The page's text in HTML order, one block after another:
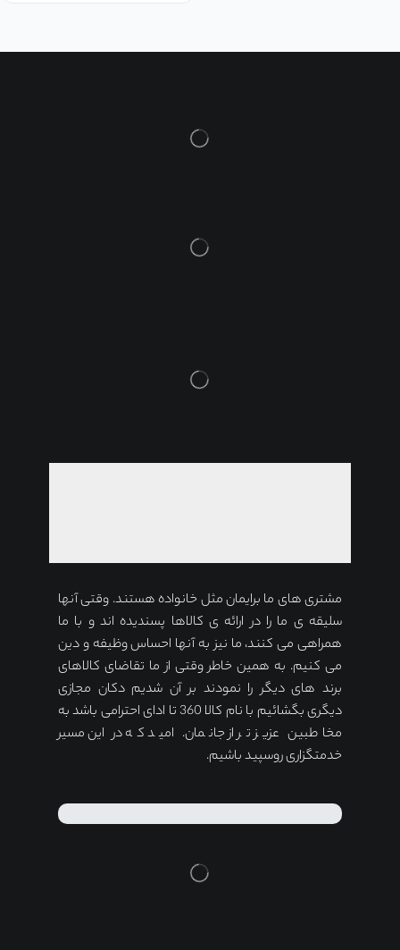
مشتری های ما برایمان مثل خانواده هستند. وقتی آنها
سلیقه ی ما را در ارائه ی کالاها پسندیده اند و با ما
همراهی می کنند، ما نیز به آنها احساس وظیفه و دین
می کنیم. به همین خاطر وقتی از ما تقاضای کالاهای
برند های دیگر را نمودند بر آن شدیم دکان مجازی
دیگری بگشائیم با نام کالا 360 تا ادای احترامی باشد به
مخاطبین عزیز تر از جانمان. امید که در این مسیر
خدمتگزاری روسپید باشیم.